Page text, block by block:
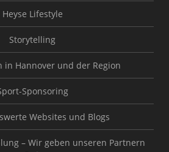
Heyse Lifestyle
Storytelling
in Hannover und der Region
Sponsoring
Websites und Blogs
– Wir geben unseren Partnern